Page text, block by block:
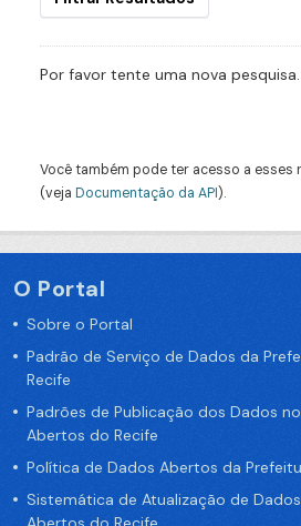
Por favor tente uma nova pesquisa.
Você também pode ter acesso a esses
(veja Documentação da API).
O Portal
Sobre o Portal
Padrão de Serviço de Dados da
Recife
Padrões de Publicação dos Dados
Abertos do Recife
Política de Dados Abertos da
Sistemática de Atualização de